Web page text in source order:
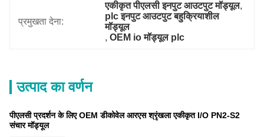
प्रमुखता देना:
एकीकृत पीएलसी इनपुट आउटपुट मॉड्यूल
plc इनपुट आउटपुट बहुक्रियाशील
मॉड्यूल
, OEM io मॉड्यूल plc
उत्पाद का वर्णन
पीएलसी प्रदर्शन के लिए OEM डीकोवेल आरएस श्रृंखला एकीकृत I/O PN2-S2
संचार मॉड्यूल